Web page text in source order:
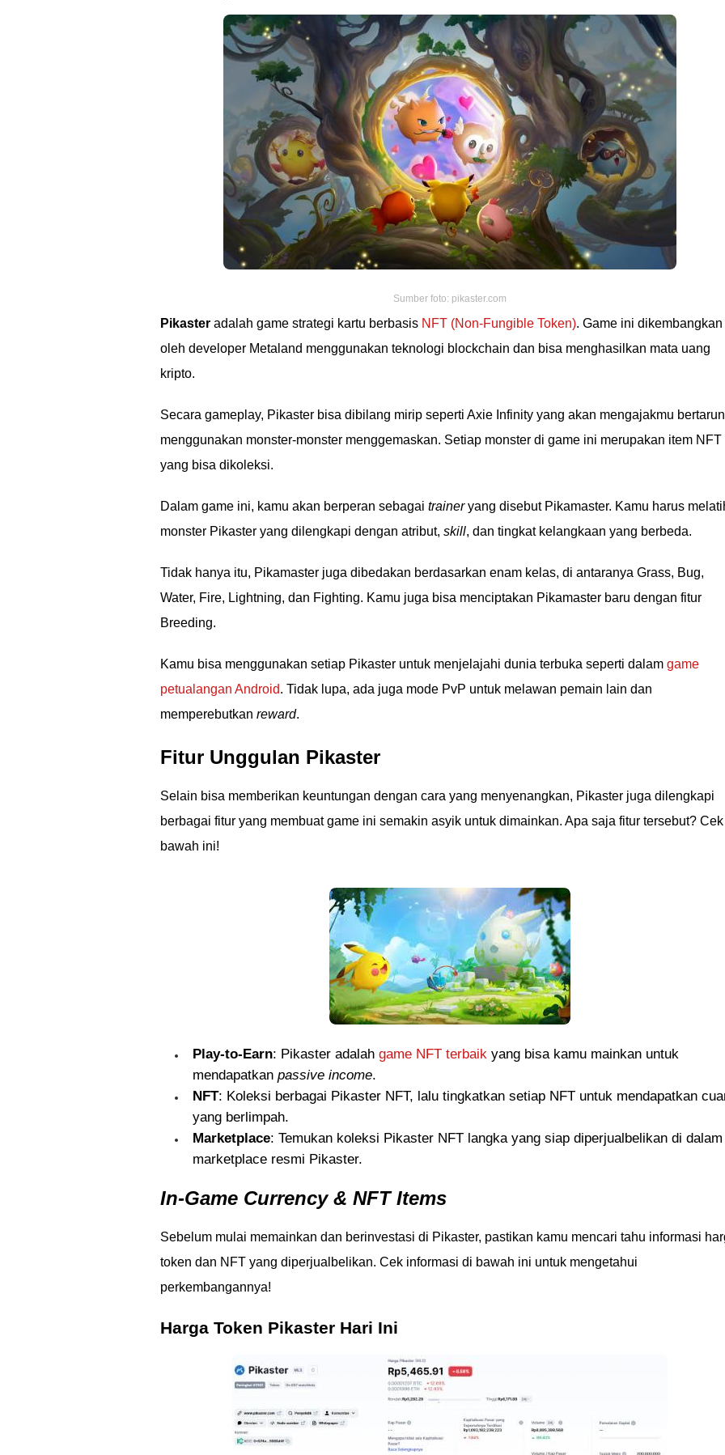
Sumber foto: pikaster.com
Pikaster adalah game strategi kartu berbasis NFT (Non-Fungible Token). Game ini dikembangkan
oleh developer Metaland menggunakan teknologi blockchain dan bisa menghasilkan mata uang
kripto.
Secara gameplay, Pikaster bisa dibilang mirip seperti Axie Infinity yang akan mengajakmu
menggunakan monster-monster menggemaskan. Setiap monster di game ini merupakan item NFT
yang bisa dikoleksi.
Dalam game ini, kamu akan berperan sebagai traineryang disebut Pikamaster. Kamu harus
monster Pikaster yang dilengkapi dengan atribut, skill, dan tingkat kelangkaan yang berbeda.
Tidak hanya itu, Pikamaster juga dibedakan berdasarkan enam kelas, di antaranya Grass, Bug,
Water, Fire, Lightning, dan Fighting. Kamu juga bisa menciptakan Pikamaster baru dengan fitur
Breeding.
Kamu bisa menggunakan setiap Pikaster untuk menjelajahi dunia terbuka seperti dalam game
petualangan Android. Tidak lupa, ada juga mode PvP untuk melawan pemain lain dan
memperebutkan reward.
Fitur Unggulan Pikaster
Selain bisa memberikan keuntungan dengan cara yang menyenangkan, Pikaster juga dilengkapi
berbagai fitur yang membuat game ini semakin asyik untuk dimainkan. Apa saja fitur tersebut?
bawah ini!
Play-to-Earn: Pikaster adalah game NFT terbaik yang bisa kamu mainkan untuk
mendapatkan passive income.
NFT: Koleksi berbagai Pikaster NFT, lalu tingkatkan setiap NFT untuk mendapatkan
yang berlimpah.
Marketplace: Temukan koleksi Pikaster NFT langka yang siap diperjualbelikan di dalam
marketplace resmi Pikaster.
In-Game Currency & NFT Items
Sebelum mulai memainkan dan berinvestasi di Pikaster, pastikan kamu mencari tahu informasi
token dan NFT yang diperjualbelikan. Cek informasi di bawah ini untuk mengetahui
perkembangannya!
Harga Token Pikaster Hari Ini